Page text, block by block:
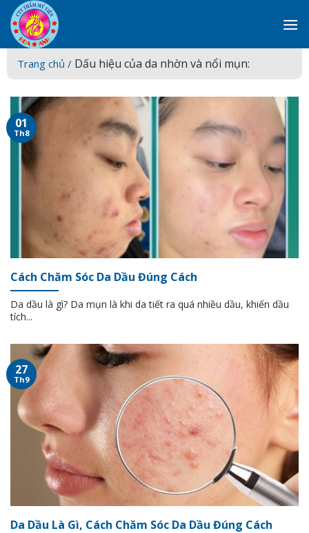
Skip
to
content
Trang chủ / Dấu hiệu của da nhờn và nổi mụn:
Cách Chăm Sóc Da Dầu Đúng Cách
Da dầu là gì? Da mụn là khi da tiết ra quá nhiều dầu, khiến dầu
tích...
01
Th8
Da Dầu Là Gì, Cách Chăm Sóc Da Dầu Đúng Cách
27
Th9